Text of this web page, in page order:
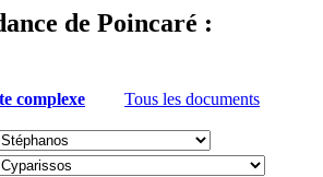
de Poincaré :
complexe Tous les documents